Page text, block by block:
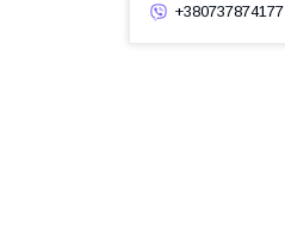
+380737874177